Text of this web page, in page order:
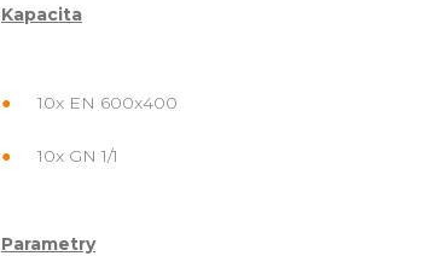
Kapacita
10x EN 600x400
10x GN 1/1
Parametry